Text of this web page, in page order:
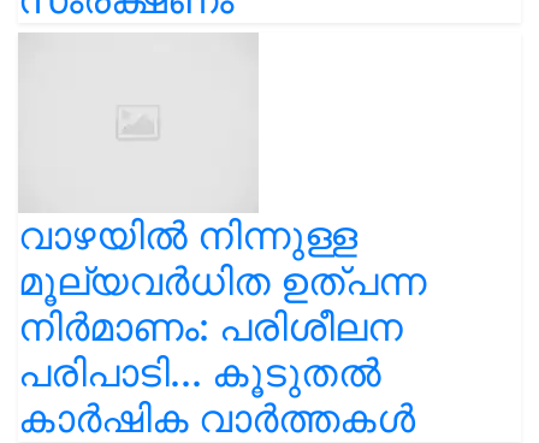
വാഴയിൽ നിന്നുള്ള
മൂല്യവർധിത ഉത്പന്ന
നിർമാണം: പരിശീലന
പരിപാടി... കൂടുതൽ
കാർഷിക വാർത്തകൾ